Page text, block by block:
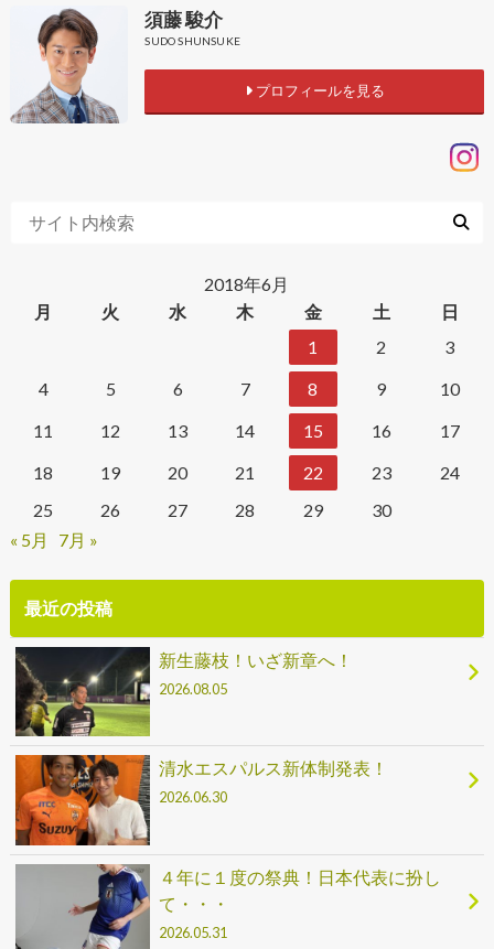
須藤 駿介
SUDO SHUNSUKE
プロフィールを見る
2018年6月
月
火 水 木 金 土
日
1
2
3
4
5 6 7 8 9
10
11
12 13 14 15 16
17
18
19 20 21 22 23
24
25
26 27 28 29
30
« 5月
7月 »
最近の投稿
新生藤枝！いざ新章へ！
2026.08.05
清水エスパルス新体制発表！
2026.06.30
４年に１度の祭典！日本代表に扮し
て・・・
2026.05.31